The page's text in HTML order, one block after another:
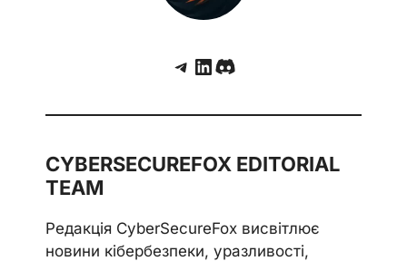
Telegram
LinkedIn
Discord
CYBERSECUREFOX EDITORIAL
TEAM
Редакція CyberSecureFox висвітлює
новини кібербезпеки, уразливості,